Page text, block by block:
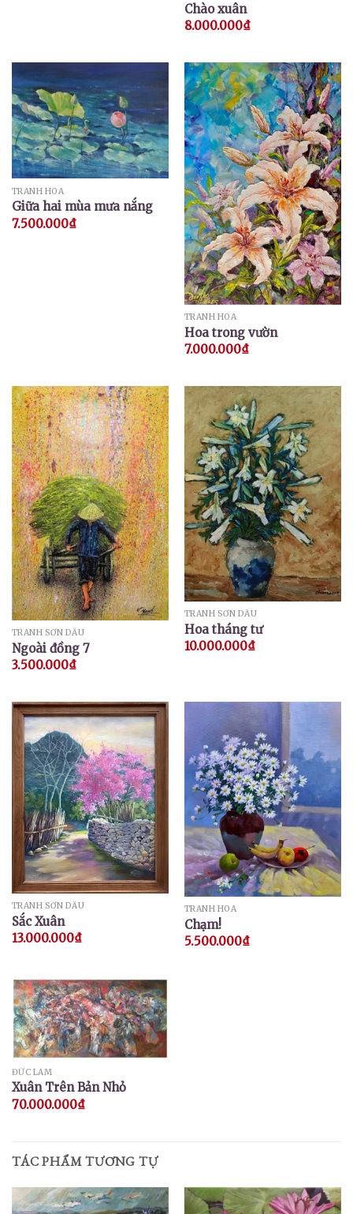
Chào xuân
8.000.000₫
TRANH HOA
Giữa hai mùa mưa nắng
7.500.000₫
TRANH HOA
Hoa trong vườn
7.000.000₫
TRANH SƠN DẦU
Ngoài đồng 7
3.500.000₫
TRANH SƠN DẦU
Hoa tháng tư
10.000.000₫
TRANH SƠN DẦU
Sắc Xuân
13.000.000₫
TRANH HOA
Chạm!
5.500.000₫
ĐỨC LÂM
Xuân Trên Bản Nhỏ
70.000.000₫
TÁC PHẨM TƯƠNG TỰ